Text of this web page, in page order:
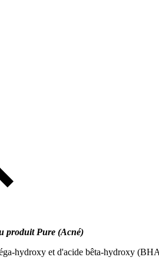
produit Pure (Acné)
hydroxy et d'acide bêta-hydroxy